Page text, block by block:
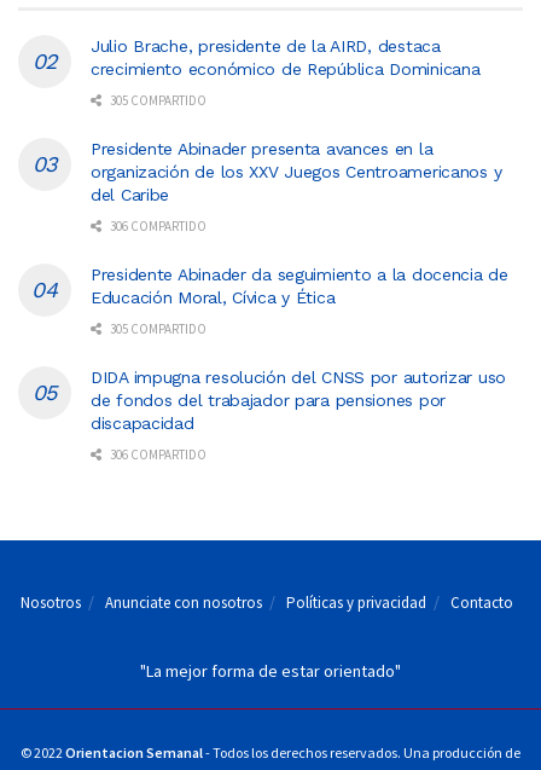
Julio Brache, presidente de la AIRD, destaca
crecimiento económico de República Dominicana
305 COMPARTIDO
Presidente Abinader presenta avances en la
organización de los XXV Juegos Centroamericanos y
del Caribe
306 COMPARTIDO
Presidente Abinader da seguimiento a la docencia de
Educación Moral, Cívica y Ética
305 COMPARTIDO
DIDA impugna resolución del CNSS por autorizar uso
de fondos del trabajador para pensiones por
discapacidad
306 COMPARTIDO
Nosotros Anunciate con nosotros Políticas y privacidad Contacto
"La mejor forma de estar orientado"
© 2022 Orientacion Semanal- Todos los derechos reservados. Una producción de